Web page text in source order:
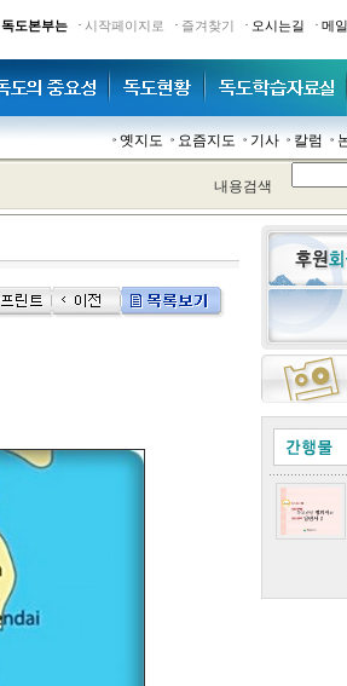
독도본부는 · 시작페이지로 · 즐겨찾기 · 오시는길 · 메
옛지도 요즘지도 기사 칼럼
내용검색